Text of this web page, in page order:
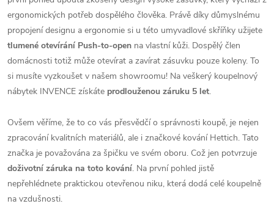
ergonomických potřeb dospělého člověka. Právě díky důmyslnému
propojení designu a ergonomie si u této umyvadlové skříňky užijete
tlumené otevírání Push-to-open na vlastní kůži. Dospělý člen
domácnosti totiž může otevírat a zavírat zásuvku pouze koleny. To
si musíte vyzkoušet v našem showroomu! Na veškerý koupelnový
nábytek INVENCE získáte prodlouženou záruku 5 let.
Ovšem věříme, že to co vás přesvědčí o správnosti koupě, je nejen
zpracování kvalitních materiálů, ale i značkové kování Hettich. Tato
značka je považována za špičku ve svém oboru. Což jen potvrzuje
doživotní záruka na toto kování. Na první pohled jistě
nepřehlédnete praktickou otevřenou niku, která dodá celé koupelně
na vzdušnosti.